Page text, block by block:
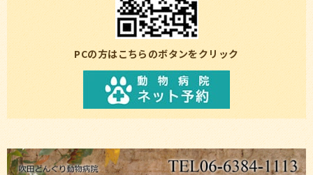
PCの方はこちらのボタンをクリック